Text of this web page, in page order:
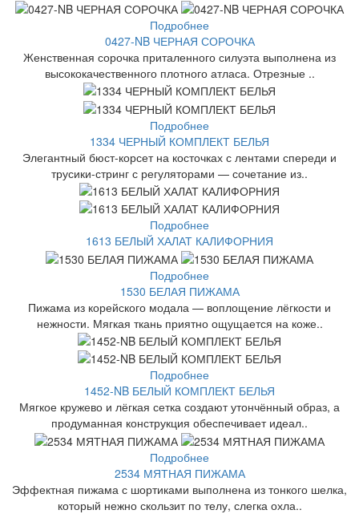
Подробнее
0427-NB ЧЕРНАЯ СОРОЧКА
Женственная сорочка приталенного силуэта выполнена из
высококачественного плотного атласа. Отрезные ..
Подробнее
1334 ЧЕРНЫЙ КОМПЛЕКТ БЕЛЬЯ
Элегантный бюст-корсет на косточках с лентами спереди и
трусики-стринг с регуляторами — сочетание из..
Подробнее
1613 БЕЛЫЙ ХАЛАТ КАЛИФОРНИЯ
Подробнее
1530 БЕЛАЯ ПИЖАМА
Пижама из корейского модала — воплощение лёгкости и
нежности. Мягкая ткань приятно ощущается на коже..
Подробнее
1452-NB БЕЛЫЙ КОМПЛЕКТ БЕЛЬЯ
Мягкое кружево и лёгкая сетка создают утончённый образ, а
продуманная конструкция обеспечивает идеал..
Подробнее
2534 МЯТНАЯ ПИЖАМА
Эффектная пижама с шортиками выполнена из тонкого шелка,
который нежно скользит по телу, слегка охла..